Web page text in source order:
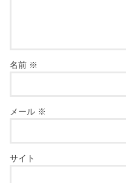
名前 ※
メール ※
サイト